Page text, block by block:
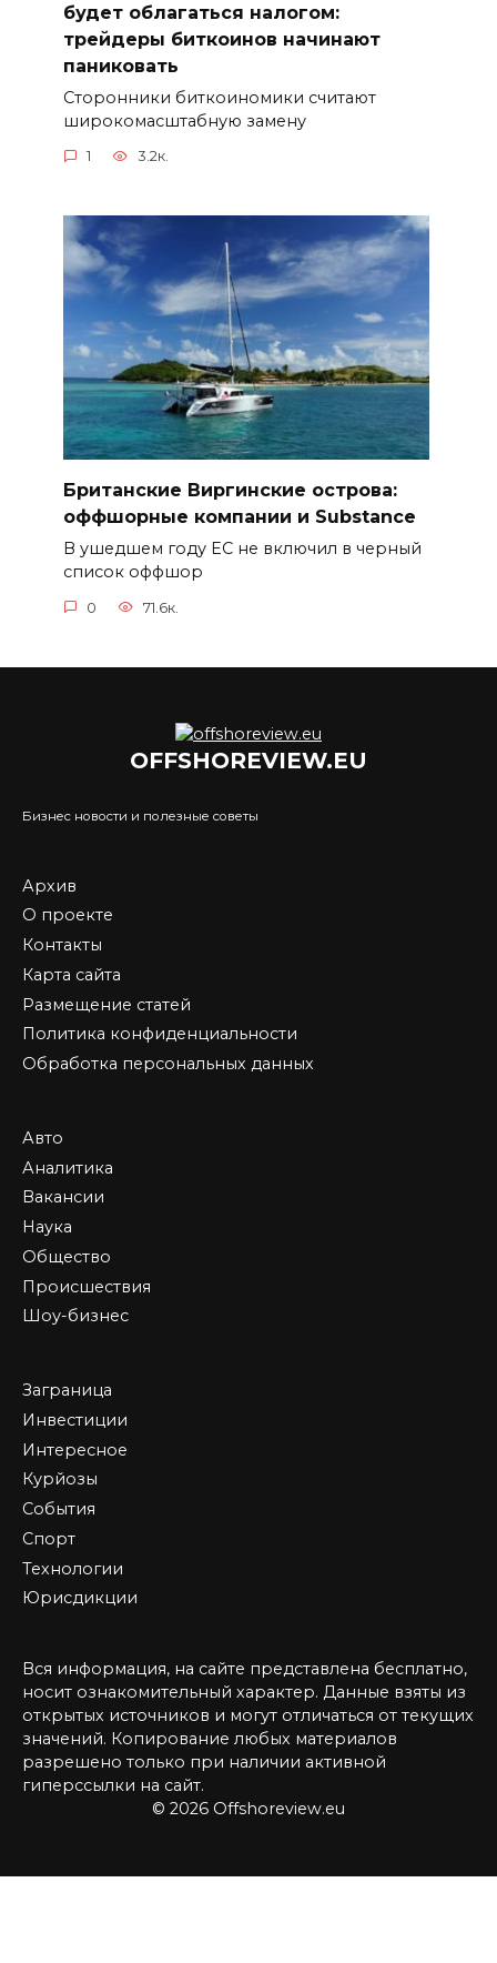
будет облагаться налогом:
трейдеры биткоинов начинают
паниковать
Сторонники биткоиномики считают
широкомасштабную замену
1 3.2к.
Британские Виргинские острова:
оффшорные компании и Substance
В ушедшем году ЕС не включил в черный
список оффшор
0 71.6к.
OFFSHOREVIEW.EU
Бизнес новости и полезные советы
Архив
О проекте
Контакты
Карта сайта
Размещение статей
Политика конфиденциальности
Обработка персональных данных
Авто
Аналитика
Вакансии
Наука
Общество
Происшествия
Шоу-бизнес
Заграница
Инвестиции
Интересное
Курйозы
События
Спорт
Технологии
Юрисдикции
Вся информация, на сайте представлена бесплатно,
носит ознакомительный характер. Данные взяты из
открытых источников и могут отличаться от текущих
значений. Копирование любых материалов
разрешено только при наличии активной
гиперссылки на сайт.
© 2026 Offshoreview.eu